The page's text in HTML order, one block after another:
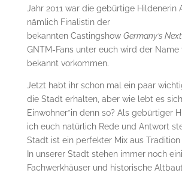
Jahr 2011 war die gebürtige Hildenerin
nämlich Finalistin der
bekannten Castingshow Germany’s
GNTM-Fans unter euch wird der Name
bekannt vorkommen.
Jetzt habt ihr schon mal ein paar
die Stadt erhalten, aber wie lebt es
Einwohner*in denn so? Als gebürtiger
ich euch natürlich Rede und Antwort
Stadt ist ein perfekter Mix aus Tradition
In unserer Stadt stehen immer noch
Fachwerkhäuser und historische